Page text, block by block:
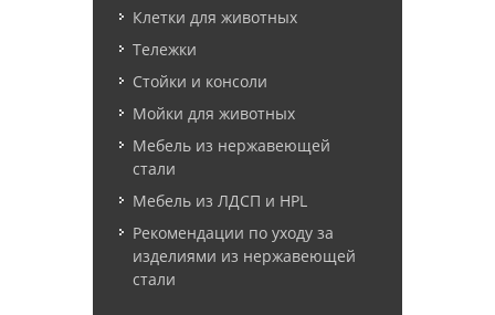
Клетки для животных
Тележки
Стойки и консоли
Мойки для животных
Мебель из нержавеющей
стали
Мебель из ЛДСП и HPL
Рекомендации по уходу за
изделиями из нержавеющей
стали